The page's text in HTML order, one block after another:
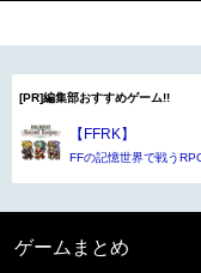
[PR]編集部おすすめゲーム!!
【FFRK】
FFの記憶世界で戦う
ゲームまとめ